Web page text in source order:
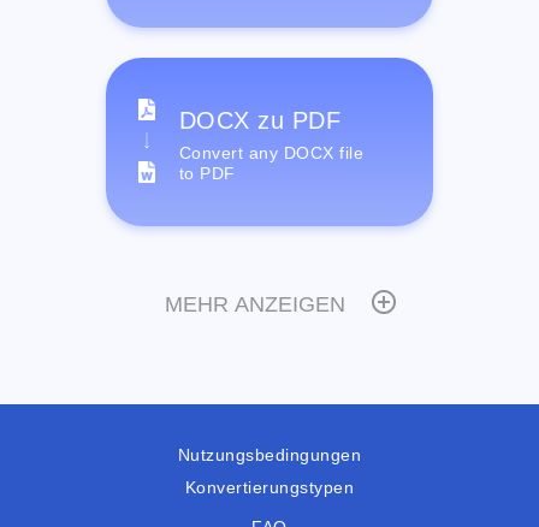
DOCX zu PDF
Convert any DOCX file
to PDF
MEHR ANZEIGEN
Nutzungsbedingungen
Konvertierungstypen